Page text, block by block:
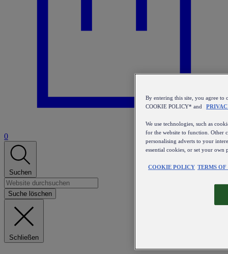
0
Suchen
Suche löschen
Schließen
By entering this site, you agree to
COOKIE POLICY* and
We use technologies, such as
for the website to function. Other
personalising adverts to your
essential cookies, or set your own
COOKIE POLICY TERMS OF